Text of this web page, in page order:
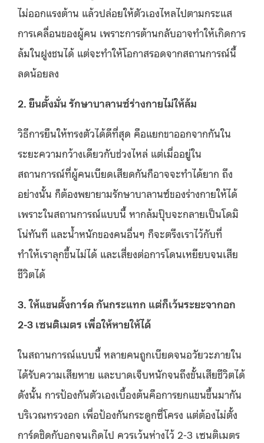
ไม่ออกแรงต้าน แล้วปล่อยให้ตัวเองไหลไปตามกระแส
การเคลื่อนของผู้คน เพราะการต้านกลับอาจทำให้เกิดการ
ล้มในฝูงชนได้ แต่จะทำให้โอกาสรอดจากสถานการณ์นี้
ลดน้อยลง
2. ยืนตั้งมั่น รักษาบาลานซ์ร่างกายไม่ให้ล้ม
วิธีการยืนให้ทรงตัวได้ดีที่สุด คือแยกขาออกจากกันใน
ระยะความกว้างเดียวกับช่วงไหล่ แต่เมื่ออยู่ใน
สถานการณ์ที่ผู้คนเบียดเสียดกันก็อาจจะทำได้ยาก ถึง
อย่างนั้น ก็ต้องพยายามรักษาบาลานซ์ของร่างกายให้ได้
เพราะในสถานการณ์แบบนี้ หากล้มปุ๊บจะกลายเป็นโดมิ
โน่ทันที และน้ำหนักของคนอื่นๆ ก็จะตรึงเราไว้กับที่
ทำให้เราลุกขึ้นไม่ได้ และเสี่ยงต่อการโดนเหยียบจนเสีย
ชีวิตได้
3. ให้แขนตั้งการ์ด กันกระแทก แต่ก็เว้นระยะจากอก
2-3 เซนติเมตร เพื่อให้หายให้ได้
ในสถานการณ์แบบนี้ หลายคนถูกเบียดจนอวัยวะภายใน
ได้รับความเสียหาย และบาดเจ็บหนักจนถึงขั้นเสียชีวิตได้
ดังนั้น การป้องกันตัวเองเบื้องต้นคือการยกแขนขึ้นมากัน
บริเวณทรวงอก เพื่อป้องกันกระดูกซี่โครง แต่ต้องไม่ตั้ง
การ์ดชิดกับอกจนเกิดไป ควรเว้นห่างไว้ 2-3 เซนติเมตร